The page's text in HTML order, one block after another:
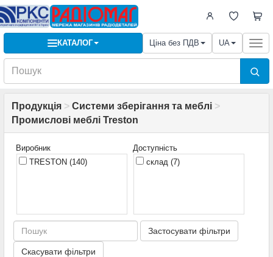
КАТАЛОГ Ціна без ПДВ UA
Продукція > Системи зберігання та меблі >
Промислові меблі Treston
Виробник
TRESTON (140)
Доступність
склад (7)
Застосувати фільтри
Скасувати фільтри